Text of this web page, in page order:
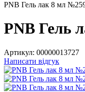
PNB Гель лак 8 мл
PNB Гель
Артикул: 00000013727
Написати відгук